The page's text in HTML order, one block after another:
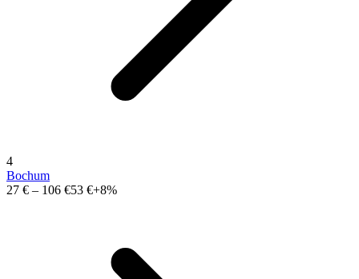
4
Bochum
27 € – 106 €53 €+8%